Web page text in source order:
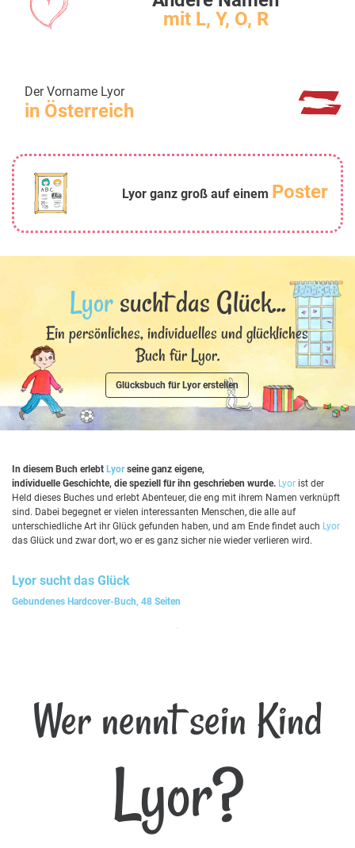
mit L, Y, O, R
Der Vorname Lyor
in Österreich
Lyor ganz groß auf einem Poster
Lyorsucht das Glück...
Ein persönliches, individuelles und glückliches
Buch für Lyor.
Glücksbuch für Lyor erstellen
In diesem Buch erlebt Lyorseine ganz eigene,
individuelle Geschichte, die speziell für ihn geschrieben wurde. Lyor ist der
Held dieses Buches und erlebt Abenteuer, die eng mit ihrem Namen verknüpft
sind. Dabei begegnet er vielen interessanten Menschen, die alle auf
unterschiedliche Art ihr Glück gefunden haben, und am Ende findet auch Lyor
das Glück und zwar dort, wo er es ganz sicher nie wieder verlieren wird.
Lyor sucht das Glück
Gebundenes Hardcover-Buch, 48 Seiten
Wer nennt sein Kind
Lyor?